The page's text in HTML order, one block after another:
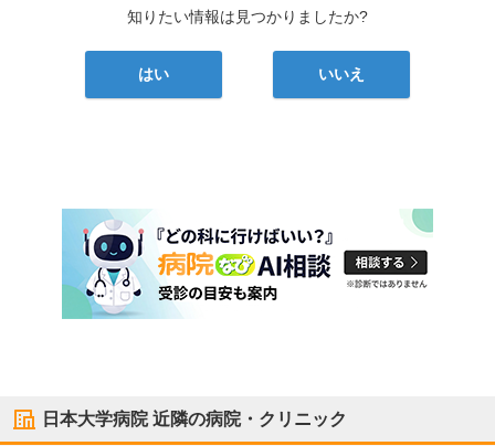
知りたい情報は見つかりましたか?
はい いいえ
日本大学病院近隣の病院・クリニック